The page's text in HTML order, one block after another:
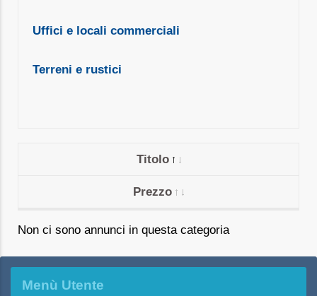
Uffici e locali commerciali
Terreni e rustici
Titolo
Prezzo
Non ci sono annunci in questa categoria
Menù Utente